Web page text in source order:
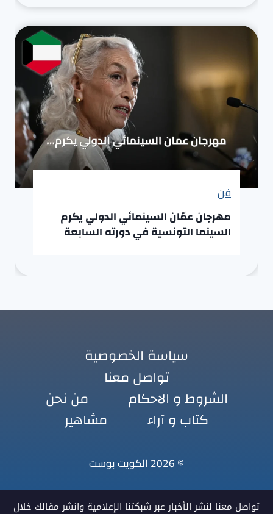
فن
مهرجان عمّان السينمائي الدولي يكرم
السينما التونسية في دورته السابعة
سياسة الخصوصية
تواصل معنا
الشروط و الاحكام
من نحن
كتاب و آراء
مشاهير
© 2026 الكويت بوست
تواصل معنا لنشر الأخبار عبر شبكتنا الإعلامية وانشر مقالك خلال